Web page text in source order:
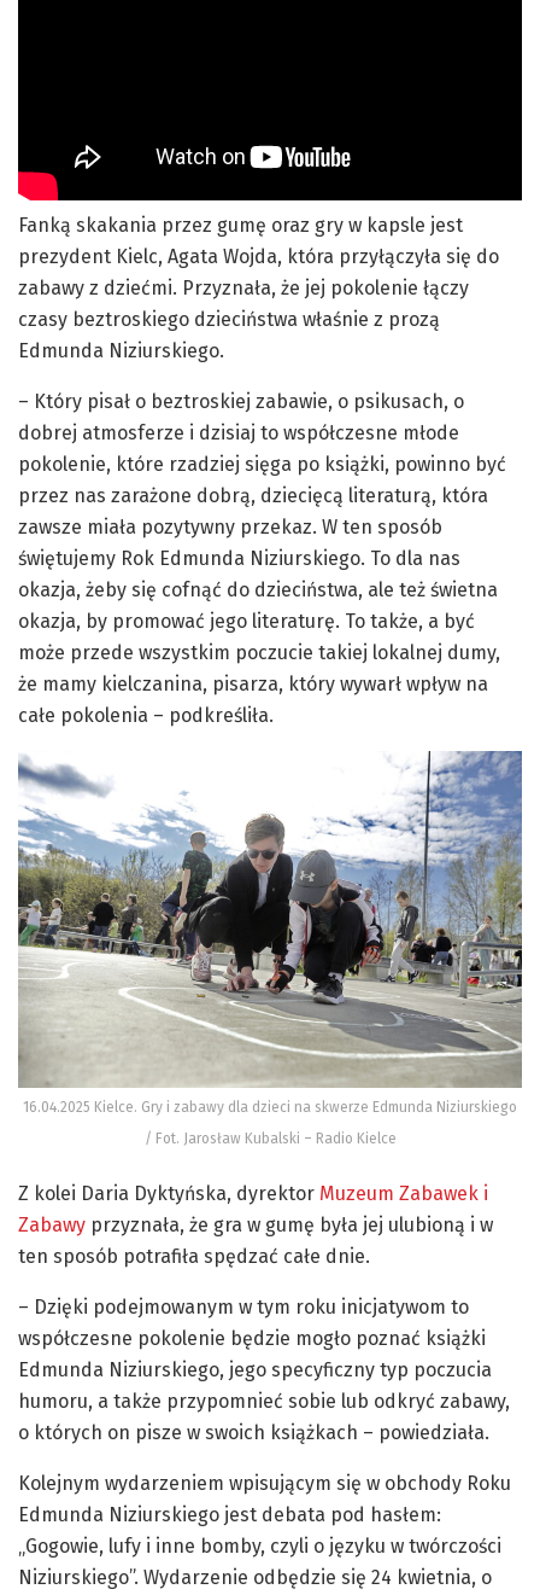
Fanką skakania przez gumę oraz gry w kapsle jest
prezydent Kielc, Agata Wojda, która przyłączyła się do
zabawy z dziećmi. Przyznała, że jej pokolenie łączy
czasy beztroskiego dzieciństwa właśnie z prozą
Edmunda Niziurskiego.
– Który pisał o beztroskiej zabawie, o psikusach, o
dobrej atmosferze i dzisiaj to współczesne młode
pokolenie, które rzadziej sięga po książki, powinno być
przez nas zarażone dobrą, dziecięcą literaturą, która
zawsze miała pozytywny przekaz. W ten sposób
świętujemy Rok Edmunda Niziurskiego. To dla nas
okazja, żeby się cofnąć do dzieciństwa, ale też świetna
okazja, by promować jego literaturę. To także, a być
może przede wszystkim poczucie takiej lokalnej dumy,
że mamy kielczanina, pisarza, który wywarł wpływ na
całe pokolenia – podkreśliła.
16.04.2025 Kielce. Gry i zabawy dla dzieci na skwerze Edmunda Niziurskiego
/ Fot. Jarosław Kubalski – Radio Kielce
Z kolei Daria Dyktyńska, dyrektor Muzeum Zabawek i
Zabawy przyznała, że gra w gumę była jej ulubioną i w
ten sposób potrafiła spędzać całe dnie.
– Dzięki podejmowanym w tym roku inicjatywom to
współczesne pokolenie będzie mogło poznać książki
Edmunda Niziurskiego, jego specyficzny typ poczucia
humoru, a także przypomnieć sobie lub odkryć zabawy,
o których on pisze w swoich książkach – powiedziała.
Kolejnym wydarzeniem wpisującym się w obchody Roku
Edmunda Niziurskiego jest debata pod hasłem:
„Gogowie, lufy i inne bomby, czyli o języku w twórczości
Niziurskiego”. Wydarzenie odbędzie się 24 kwietnia, o